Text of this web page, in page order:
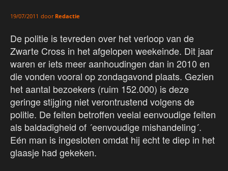
19/07/2011 door Redactie
De politie is tevreden over het verloop van de
Zwarte Cross in het afgelopen weekeinde. Dit jaar
waren er iets meer aanhoudingen dan in 2010 en
die vonden vooral op zondagavond plaats. Gezien
het aantal bezoekers (ruim 152.000) is deze
geringe stijging niet verontrustend volgens de
politie. De feiten betroffen veelal eenvoudige feiten
als baldadigheid of ´eenvoudige mishandeling´.
Eén man is ingesloten omdat hij echt te diep in het
glaasje had gekeken.